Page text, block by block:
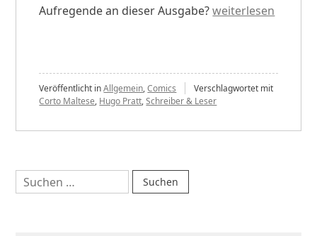
Aufregende an dieser Ausgabe?„Schwarz-
Anläßlich
des
Bandes
„Corto
weiterlesen
Veröffentlicht inAllgemein,Comics
Verschlagwortet mit
Corto Maltese, Hugo Pratt,Schreiber & Leser
Suchen
nach: